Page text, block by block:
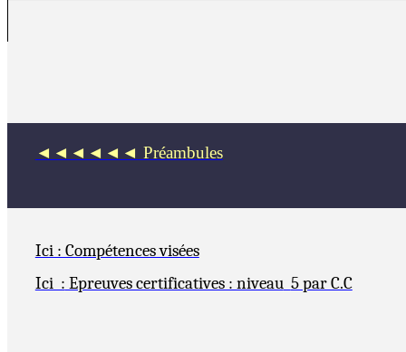
◄◄◄◄◄◄ Préambules
Ici : Compétences visées
Ici : Epreuves certificatives : niveau 5 par C.C